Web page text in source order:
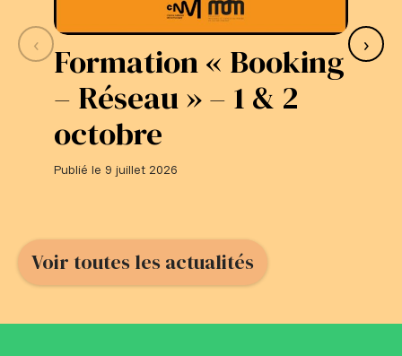
‹
Formation « Booking
– Réseau » – 1 & 2
octobre
Publié le 9 juillet 2026
›
Voir toutes les actualités